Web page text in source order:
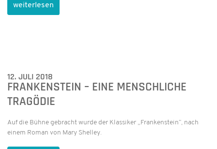
weiterlesen
12. JULI 2018
FRANKENSTEIN – EINE MENSCHLICHE
TRAGÖDIE
Auf die Bühne gebracht wurde der Klassiker „Frankenstein“, nach
einem Roman von Mary Shelley.